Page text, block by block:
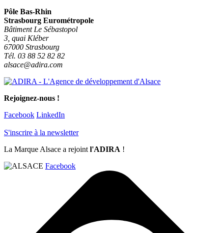
Pôle Bas-Rhin
Strasbourg Eurométropole
Bâtiment Le Sébastopol
3, quai Kléber
67000 Strasbourg
Tél. 03 88 52 82 82
alsace@adira.com
Rejoignez-nous !
Facebook LinkedIn
S'inscrire à la newsletter
La Marque Alsace a rejointl'ADIRA !
Facebook